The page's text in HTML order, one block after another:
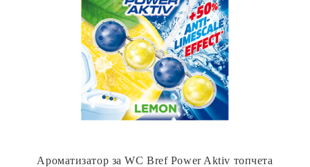
Ароматизатор за WC Bref Power Aktiv топчета